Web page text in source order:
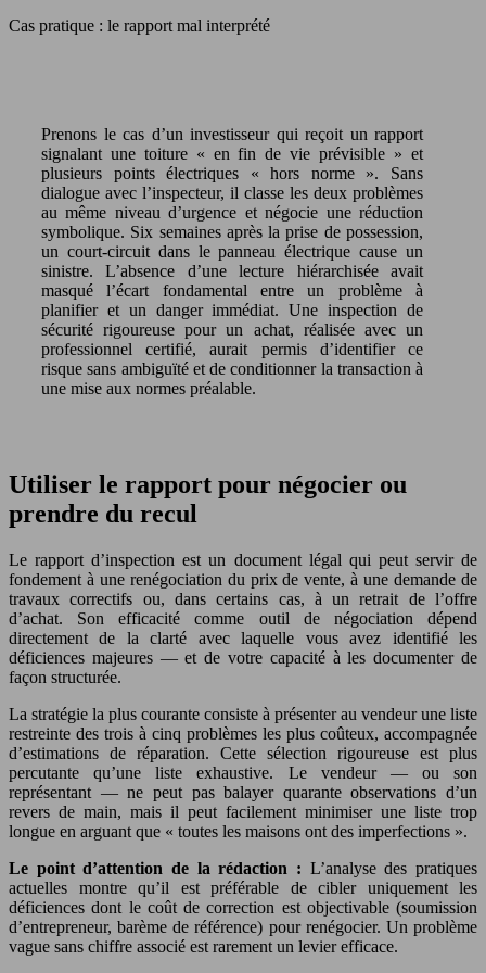
Cas pratique : le rapport mal interprété
Prenons le cas d’un investisseur qui reçoit un rapport
signalant une toiture « en fin de vie prévisible » et
plusieurs points électriques « hors norme ». Sans
dialogue avec l’inspecteur, il classe les deux problèmes
au même niveau d’urgence et négocie une réduction
symbolique. Six semaines après la prise de possession,
un court-circuit dans le panneau électrique cause un
sinistre. L’absence d’une lecture hiérarchisée avait
masqué l’écart fondamental entre un problème à
planifier et un danger immédiat. Une inspection de
sécurité rigoureuse pour un achat, réalisée avec un
professionnel certifié, aurait permis d’identifier ce
risque sans ambiguïté et de conditionner la transaction à
une mise aux normes préalable.
Utiliser le rapport pour négocier ou
prendre du recul
Le rapport d’inspection est un document légal qui peut servir de
fondement à une renégociation du prix de vente, à une demande de
travaux correctifs ou, dans certains cas, à un retrait de l’offre
d’achat. Son efficacité comme outil de négociation dépend
directement de la clarté avec laquelle vous avez identifié les
déficiences majeures — et de votre capacité à les documenter de
façon structurée.
La stratégie la plus courante consiste à présenter au vendeur une liste
restreinte des trois à cinq problèmes les plus coûteux, accompagnée
d’estimations de réparation. Cette sélection rigoureuse est plus
percutante qu’une liste exhaustive. Le vendeur — ou son
représentant — ne peut pas balayer quarante observations d’un
revers de main, mais il peut facilement minimiser une liste trop
longue en arguant que « toutes les maisons ont des imperfections ».
Le point d’attention de la rédaction : L’analyse des pratiques
actuelles montre qu’il est préférable de cibler uniquement les
déficiences dont le coût de correction est objectivable (soumission
d’entrepreneur, barème de référence) pour renégocier. Un problème
vague sans chiffre associé est rarement un levier efficace.